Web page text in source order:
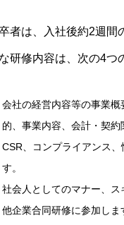
者は、入社後約2週間
研修内容は、次の4つ
会社の経営内容等の事業
的、事業内容、会計・契約
CSR、コンプライアンス
す。
社会人としてのマナー、
他企業合同研修に参加しま